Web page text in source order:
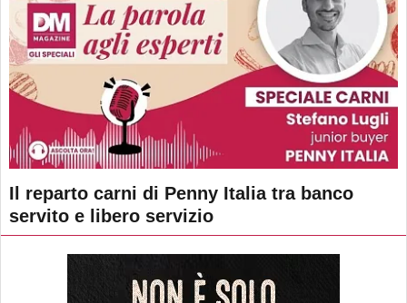
Il reparto carni di Penny Italia tra banco
servito e libero servizio